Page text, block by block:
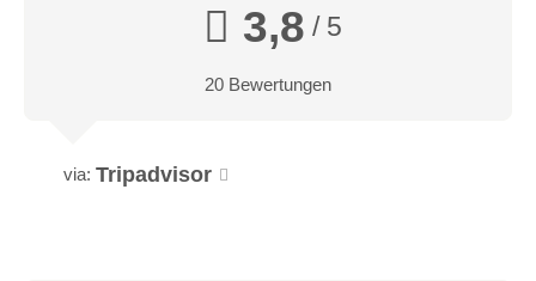
3,8 / 5
20 Bewertungen
via: Tripadvisor